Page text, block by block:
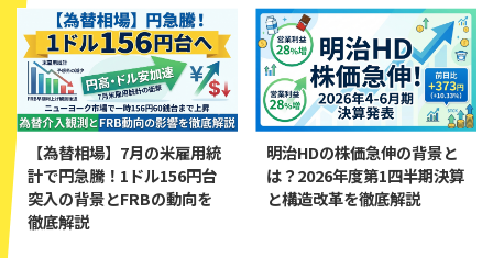
【為替相場】7月の米雇用統
計で円急騰！1ドル156円台
突入の背景とFRBの動向を
徹底解説
明治HDの株価急伸の背景と
は？2026年度第1四半期決算
と構造改革を徹底解説